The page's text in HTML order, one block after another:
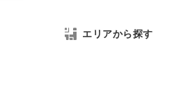
エリアから探す